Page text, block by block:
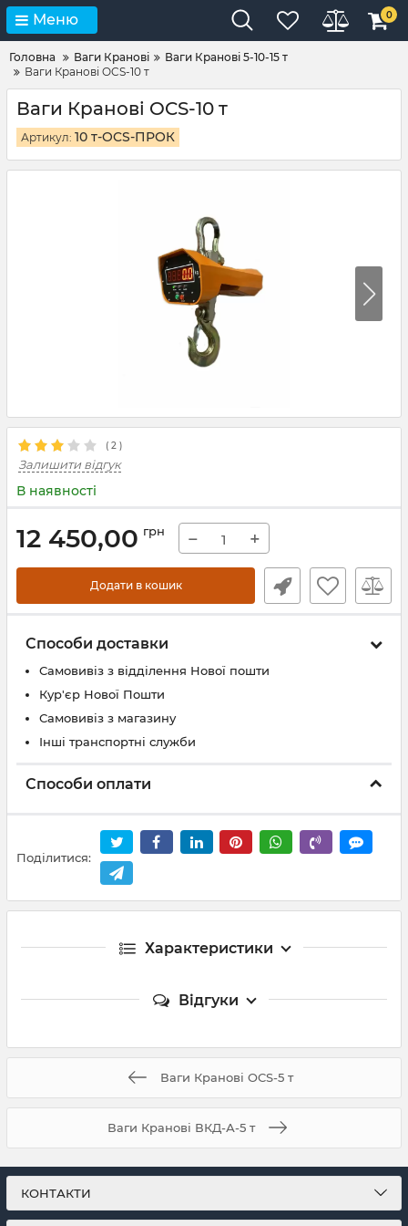
Меню 0
Головна Ваги Кранові
Ваги Кранові 5-10-15 т
Ваги Кранові OCS-10 т
Ваги Кранові OCS-10 т
Артикул: 10 т-OCS-ПРОК
( 2 )
Залишити відгук
В наявності
12 450,00 грн − +
Додати в кошик
Способи доставки
Самовивіз з відділення Нової пошти
Кур'єр Нової Пошти
Самовивіз з магазину
Інші транспортні служби
Способи оплати
Поділитися:
Характеристики
Відгуки
Ваги Кранові OCS-5 т
Ваги Кранові ВКД-А-5 т
КОНТАКТИ